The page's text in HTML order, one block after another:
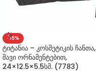
-15%
ტიტანია – კოსმეტიკის ჩანთა,
შავი ორნამენტებით,
24×12.5×5.5სმ. (7783)